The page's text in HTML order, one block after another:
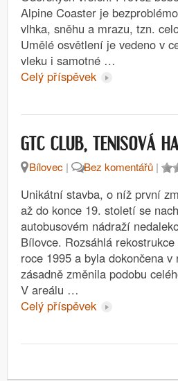
Alpine Coaster je
vlhka, sněhu a mrazu, tzn.
Umělé osvětlení je vedeno v
vleku i samotné …
Celý příspěvek
GTC CLUB, TENISOVÁ
Bílovec | Bez komentářů |
Unikátní stavba, o níž první
až do konce 19. století se
autobusovém nádraží
Bílovce. Rozsáhlá
roce 1995 a byla dokončena v
zásadně změnila podobu
V areálu …
Celý příspěvek